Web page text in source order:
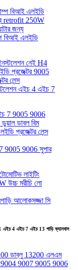
বিআই এলইডি
এইচ 4 এইচ 7
9005 9006 সুপার
আলোকসজ্জা সি
4 এইচ 7 এইচ 13 গাড়ি ক্যানবাস